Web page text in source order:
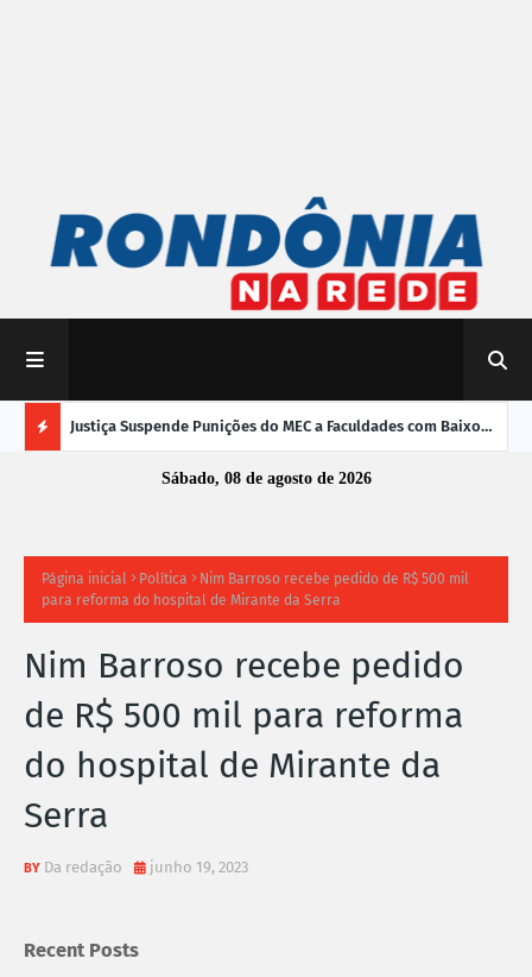
A
S
N
O
I
Justiça Suspende Punições do MEC a Faculdades com Baixo
Desempenho no EnamedSábado, 08 de agosto de 2026
Página inicial Política
Nim Barroso recebe pedido de R$ 500 mil
para reforma do hospital de Mirante da Serra
Nim Barroso recebe pedido
de R$ 500 mil para reforma
do hospital de Mirante da
Serra
Da redação junho 19, 2023
Recent Posts